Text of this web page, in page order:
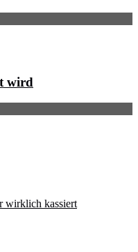
wird
wirklich kassiert